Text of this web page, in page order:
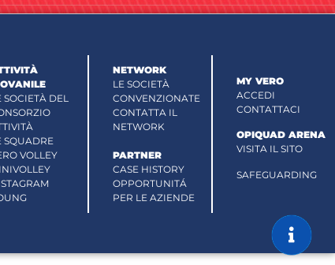
SOCIETÀ DEL
SQUADRE
VOLLEY
NETWORK
LE SOCIETÀ
CONVENZIONATE
CONTATTA IL
NETWORK
PARTNER
CASE HISTORY
OPPORTUNITÁ
PER LE AZIENDE
MY VERO
ACCEDI
CONTATTACI
OPIQUAD ARENA
VISITA IL SITO
SAFEGUARDING